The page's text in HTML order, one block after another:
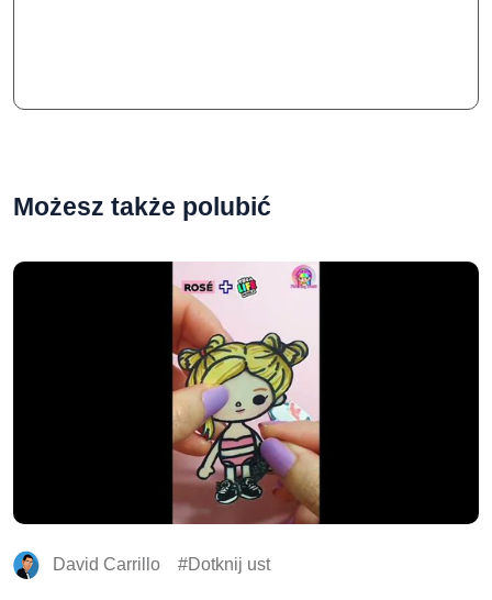
Możesz także polubić
David Carrillo Dotknij ust